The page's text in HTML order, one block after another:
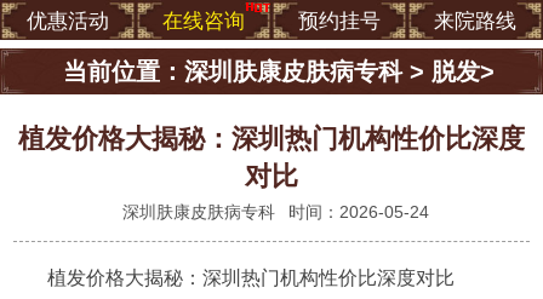
优惠活动
在线咨询 预约挂号 来院路线
当前位置： 深圳肤康皮肤病专科> 脱发>
植发价格大揭秘：深圳热门机构性价比深度
对比
深圳肤康皮肤病专科 时间：2026-05-24
植发价格大揭秘：深圳热门机构性价比深度对比